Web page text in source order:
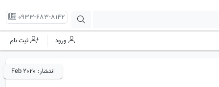
0933-683-8142
ورود ثبت نام
انتشار: Feb 2020